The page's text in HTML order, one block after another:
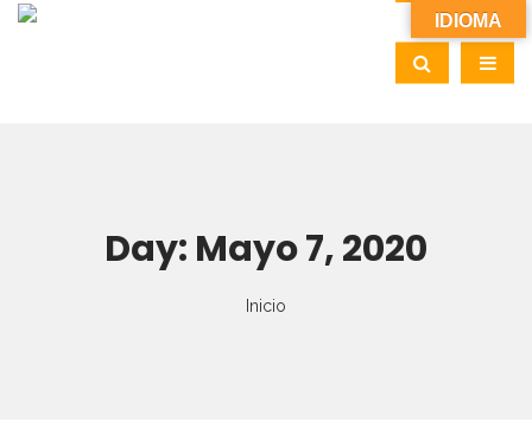
Day: Mayo 7, 2020
Inicio
IDIOMA